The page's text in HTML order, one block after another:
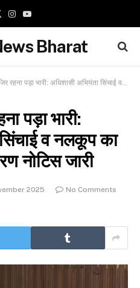
Instagram
YouTube
Bharat
भारी: अधिशासी अभियंता सिंचाई व नलकूप का वेतन रोका, स्पष्टीकरण नोटिस जारी
पड़ा भारी:
व नलकूप का
नोटिस जारी
2025
No Comments